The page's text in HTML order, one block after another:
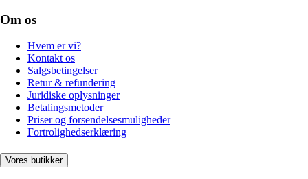
Om os
Hvem er vi?
Kontakt os
Salgsbetingelser
Retur & refundering
Juridiske oplysninger
Betalingsmetoder
Priser og forsendelsesmuligheder
Fortrolighedserklæring
Vores butikker